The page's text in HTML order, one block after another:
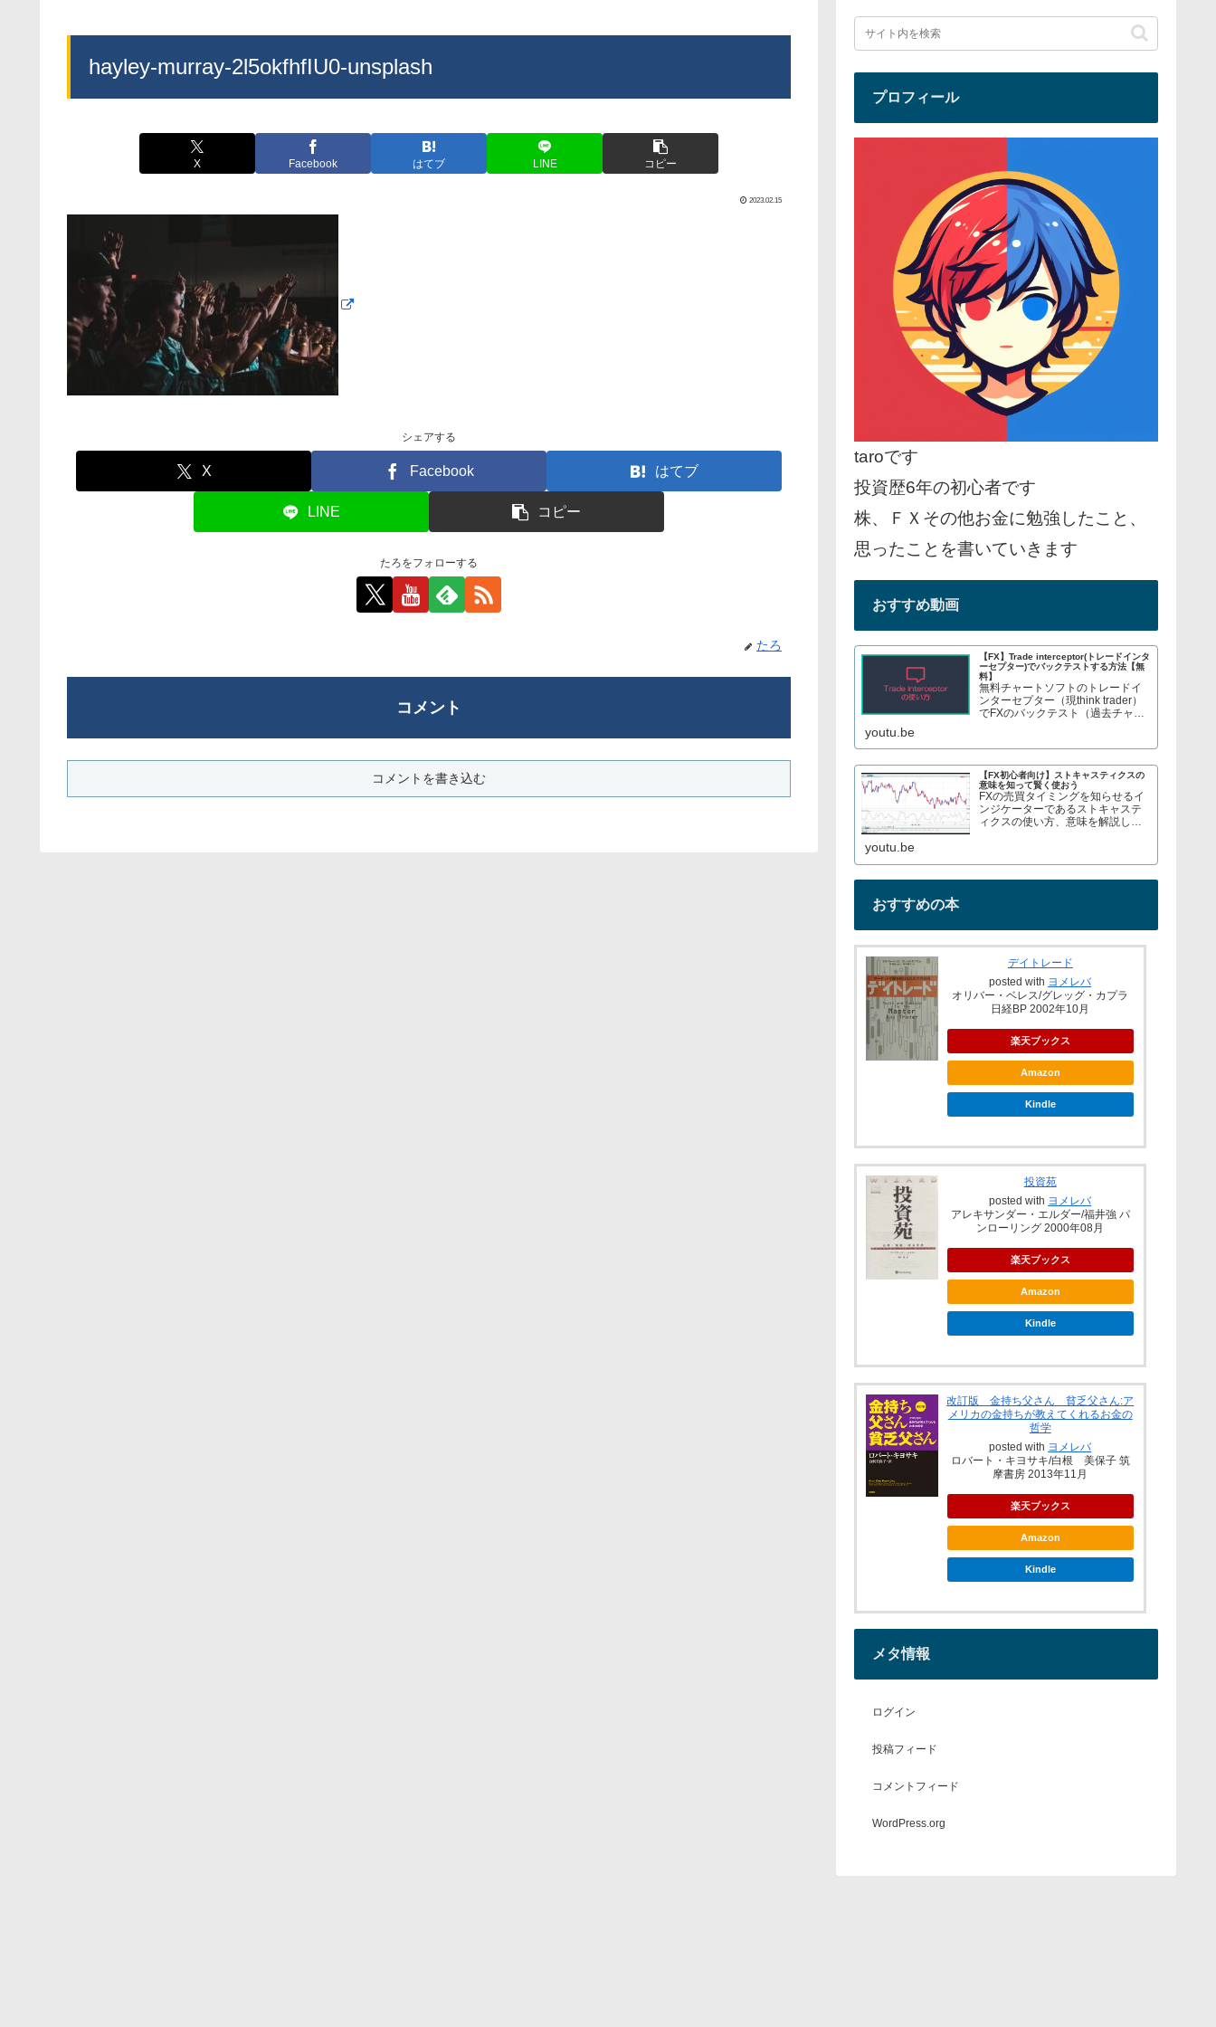
hayley-murray-2l5okfhfIU0-unsplash
X Facebook はてブ LINE コピー
2023.02.15
シェアする
X Facebook はてブ
LINE コピー
たろをフォローする
たろ
コメント
コメントを書き込む
プロフィール
taroです
投資歴6年の初心者です
株、ＦＸその他お金に勉強したこと、
思ったことを書いていきます
おすすめ動画
【FX】Trade interceptor(トレードインタ
ーセプター)でバックテストする方法【無
料】
無料チャートソフトのトレードイ
ンターセプター（現think trader）
でFXのバックテスト（過去チャー
数のCFDトレードについてブログ
で解説してます→ twitter、t...
youtu.be
【FX初心者向け】ストキャスティクスの
意味を知って賢く使おう
FXの売買タイミングを知らせるイ
ンジケーターであるストキャステ
ィクスの使い方、意味を解説して
youtu.be
おすすめの本
デイトレード
posted with ヨメレバ
オリバー・ベレス/グレッグ・カプラ
日経BP 2002年10月
楽天ブックス
Amazon
Kindle
投資苑
posted with ヨメレバ
アレキサンダー・エルダー/福井強 パ
ンローリング 2000年08月
楽天ブックス
Amazon
Kindle
改訂版 金持ち父さん 貧乏父さん:ア
メリカの金持ちが教えてくれるお金の
哲学
posted with ヨメレバ
ロバート・キヨサキ/白根 美保子 筑
摩書房 2013年11月
楽天ブックス
Amazon
Kindle
メタ情報
ログイン
投稿フィード
コメントフィード
WordPress.org